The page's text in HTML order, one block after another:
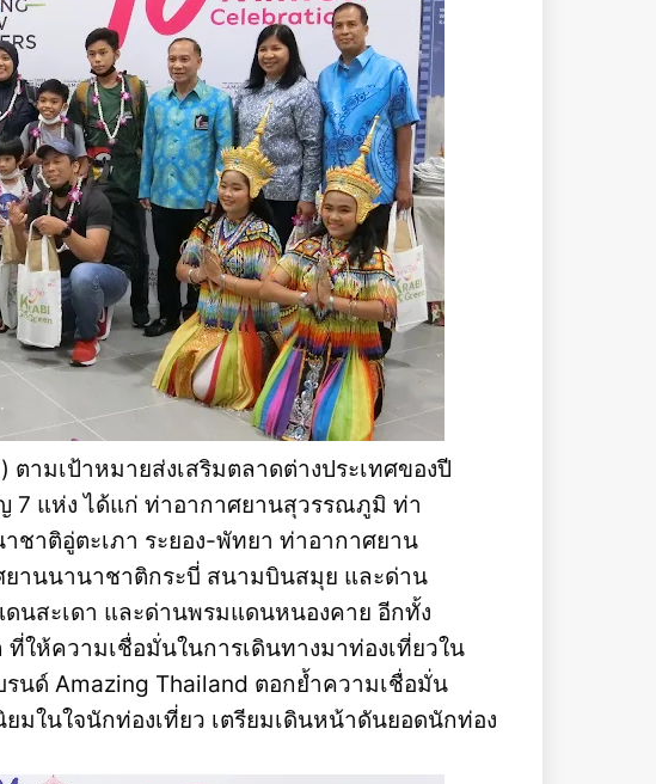
ามเป้าหมายส่งเสริมตลาดต่างประเทศของปี
แห่ง ได้แก่ ท่าอากาศยานสุวรรณภูมิ ท่า
ชาติอู่ตะเภา ระยอง-พัทยา ท่าอากาศยาน
ยานนานาชาติกระบี่ สนามบินสมุย และด่าน
นสะเดา และด่านพรมแดนหนองคาย อีกทั้ง
ให้ความเชื่อมั่นในการเดินทางมาท่องเที่ยวใน
นด์ Amazing Thailand ตอกย้ำความเชื่อมั่น
มในใจนักท่องเที่ยว เตรียมเดินหน้าดันยอดนักท่อง